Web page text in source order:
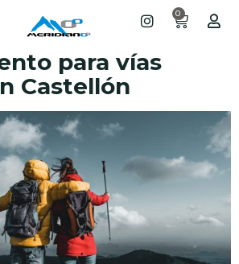
0
para vías
Castellón